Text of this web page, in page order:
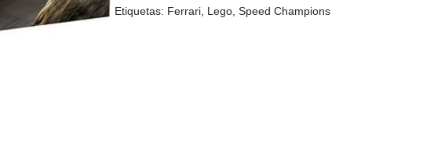
Etiquetas: Ferrari Lego ,Speed Champions